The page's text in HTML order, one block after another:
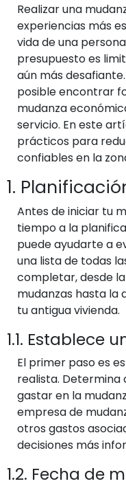
Realizar una
experiencias más
vida de una
presupuesto es
aún más
posible encontrar
mudanza
servicio. En este
prácticos para
confiables en la
1.
Antes de iniciar tu
tiempo a la
puede ayudarte a
una lista de todas
completar, desde
mudanzas hasta la
tu antigua vivienda.
1.1. Establece
El primer paso es
realista. Determina
gastar en la
empresa de
otros gastos
decisiones más
1.2. Fecha de